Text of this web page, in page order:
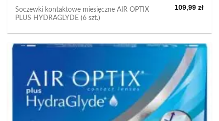
Soczewki kontaktowe miesięczne AIR OPTIX
PLUS HYDRAGLYDE (6 szt.)
109,99 zł